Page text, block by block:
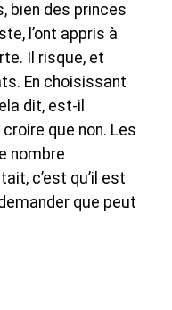
bien des princes
l’ont appris à
Il risque, et
En choisissant
dit, est-il
que non. Les
nombre
c’est qu’il est
que peut